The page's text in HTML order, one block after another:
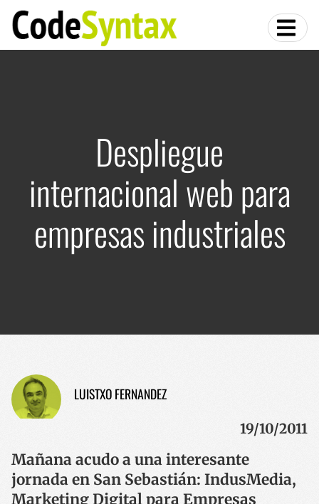
Despliegue
internacional web para
empresas industriales
LUISTXO FERNANDEZ
19/10/2011
Mañana acudo a una interesante
jornada en San Sebastián: IndusMedia,
Marketing Digital para Empresas